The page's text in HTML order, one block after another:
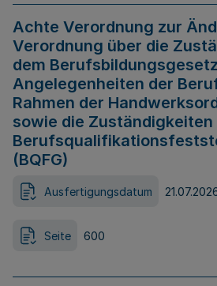
Achte Verordnung zur
Verordnung über die
dem
Angelegenheiten der
Rahmen der
sowie die Zuständigkeiten
(BQFG)
Ausfertigungsdatum
Seite 600